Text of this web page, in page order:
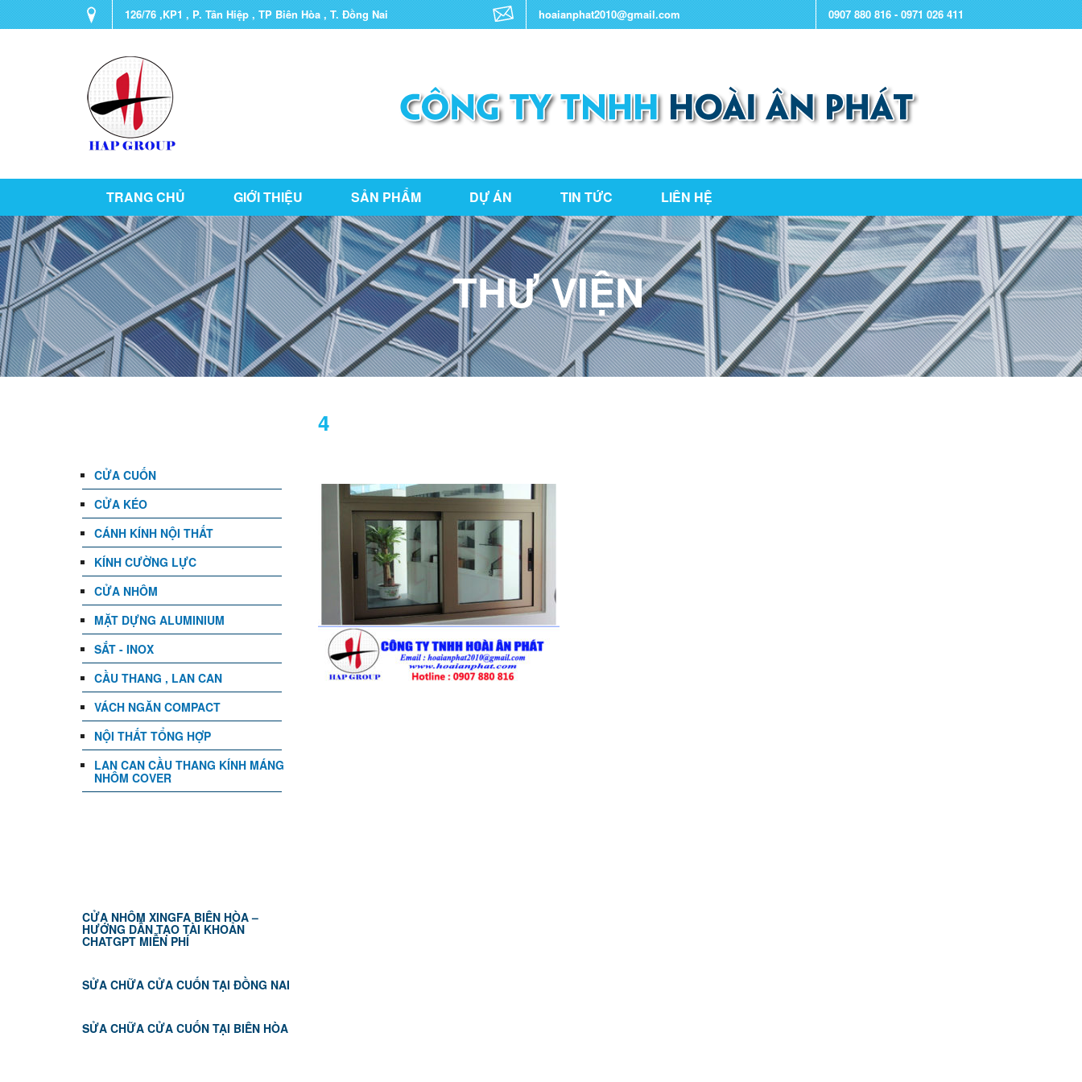
126/76 ,KP1 , P. Tân Hiệp , TP Biên Hòa , T. Đồng Nai hoaianphat2010@gmail.com 0907 880 816 - 0971 026 411
TRANG CHỦ GIỚI THIỆU SẢN PHẨM DỰ ÁN TIN TỨC LIÊN HỆ
THƯ VIỆN
4
CỬA CUỐN
CỬA KÉO
CÁNH KÍNH NỘI THẤT
KÍNH CƯỜNG LỰC
CỬA NHÔM
MẶT DỰNG ALUMINIUM
SẮT - INOX
CẦU THANG , LAN CAN
VÁCH NGĂN COMPACT
NỘI THẤT TỔNG HỢP
LAN CAN CẦU THANG KÍNH MÁNG
NHÔM COVER
CỬA NHÔM XINGFA BIÊN HÒA –
HƯỚNG DẪN TẠO TÀI KHOẢN
CHATGPT MIỄN PHÍ
SỬA CHỮA CỬA CUỐN TẠI ĐỒNG NAI
SỬA CHỮA CỬA CUỐN TẠI BIÊN HÒA